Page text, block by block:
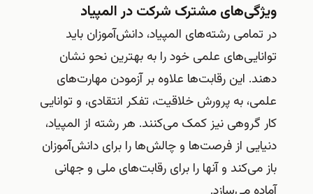
ویژگی‌های مشترک شرکت در المپیاد
در تمامی رشته‌های المپیاد، دانش‌آموزان باید
توانایی‌های علمی خود را به بهترین نحو نشان
دهند. این رقابت‌ها علاوه بر آزمودن مهارت‌های
علمی، به پرورش خلاقیت، تفکر انتقادی، و توانایی
کار گروهی نیز کمک می‌کنند. هر رشته از المپیاد،
دنیایی از فرصت‌ها و چالش‌ها را برای دانش‌آموزان
باز می‌کند و آنها را برای رقابت‌های ملی و جهانی